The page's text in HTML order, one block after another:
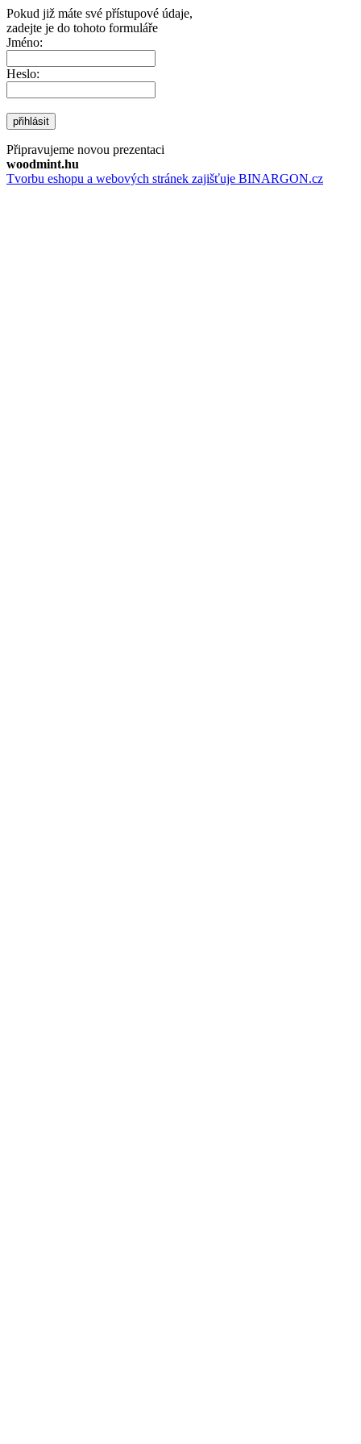
Pokud již máte své přístupové údaje,
zadejte je do tohoto formuláře
Jméno:
Heslo:
přihlásit
Připravujeme novou prezentaci
woodmint.hu
Tvorbu eshopu a webových stránek zajišťuje BINARGON.cz